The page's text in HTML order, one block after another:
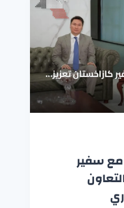
مع سفير